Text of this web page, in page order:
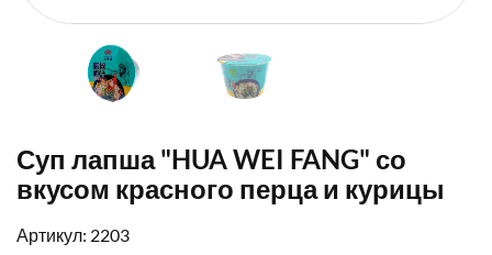
Суп лапша "HUA WEI FANG" со
вкусом красного перца и курицы
Артикул: 2203